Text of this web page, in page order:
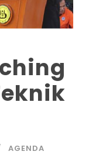
AGENDA